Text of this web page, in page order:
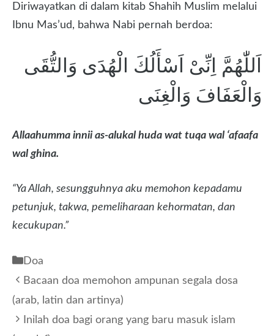
Diriwayatkan di dalam kitab Shahih Muslim melalui
Ibnu Mas’ud, bahwa Nabi pernah berdoa:
اَللّٰهُمَّ اِنِّىْ اَسْأَلُكَ الْهُدَى وَالتُّقَى
وَالْعَفَافَ وَالْغِنَى
Allaahumma innii as-alukal huda wat tuqa wal ‘afaafa
wal ghina.
“Ya Allah, sesungguhnya aku memohon kepadamu
petunjuk, takwa, pemeliharaan kehormatan, dan
kecukupan.”
Kategori
Doa
Bacaan doa memohon ampunan segala dosa
(arab, latin dan artinya)
Inilah doa bagi orang yang baru masuk islam